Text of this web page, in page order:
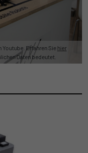
Erfahren Sie hier
Daten bedeutet.